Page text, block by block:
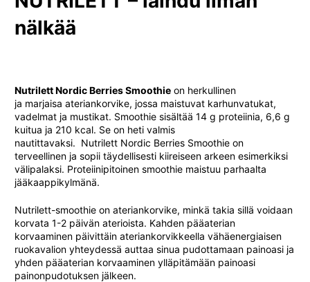
nälkää
Nutrilett Nordic Berries Smoothie on herkullinen
ja marjaisa ateriankorvike, jossa maistuvat karhunvatukat,
vadelmat ja mustikat. Smoothie sisältää 14 g proteiinia, 6,6 g
kuitua ja 210 kcal. Se on heti valmis
nautittavaksi. Nutrilett Nordic Berries Smoothie on
terveellinen ja sopii täydellisesti kiireiseen arkeen esimerkiksi
välipalaksi. Proteiinipitoinen smoothie maistuu parhaalta
jääkaappikylmänä.
Nutrilett-smoothie on ateriankorvike, minkä takia sillä voidaan
korvata 1-2 päivän aterioista. Kahden pääaterian
korvaaminen päivittäin ateriankorvikkeella vähäenergiaisen
ruokavalion yhteydessä auttaa sinua pudottamaan painoasi ja
yhden pääaterian korvaaminen ylläpitämään painoasi
painonpudotuksen jälkeen.